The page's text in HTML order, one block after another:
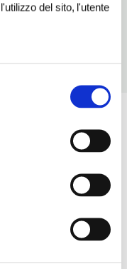
del sito, l'utente